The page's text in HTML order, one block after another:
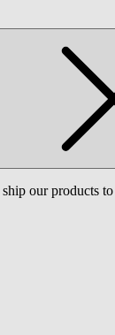
our products to